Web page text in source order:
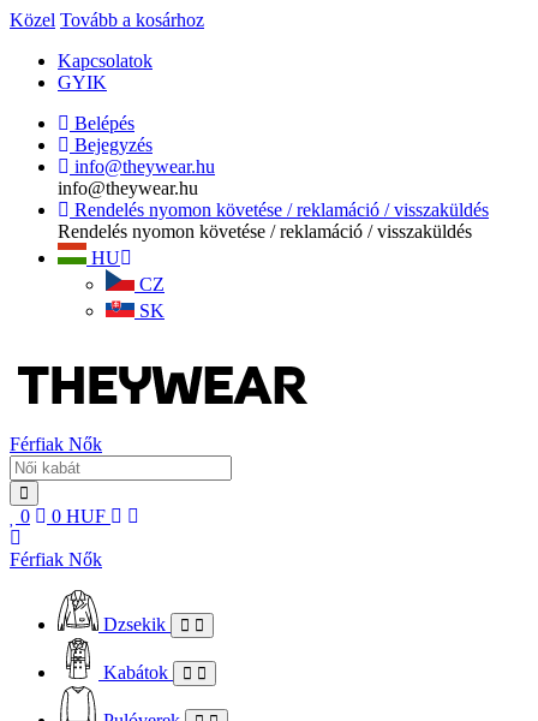
Közel Tovább a kosárhoz
Kapcsolatok
GYIK
Belépés
Bejegyzés
info@theywear.hu
info@theywear.hu
Rendelés nyomon követése / reklamáció / visszaküldés
Rendelés nyomon követése / reklamáció / visszaküldés
HU
CZ
SK
Férfiak Nők
0 0 HUF
Férfiak Nők
Dzsekik
Kabátok